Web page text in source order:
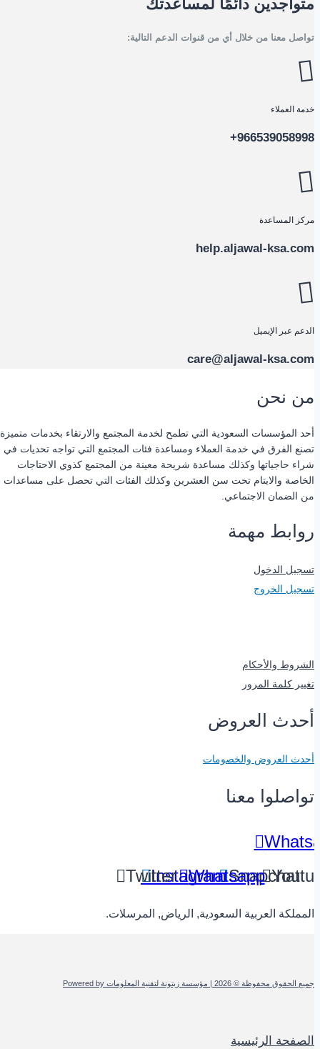
متواجدين دائمًا لمساعدتك
تواصل معنا من خلال أي من قنوات الدعم التالية:
خدمة العملاء
966539058998+
مركز المساعدة
help.aljawal-ksa.com
الدعم عبر الإيميل
care@aljawal-ksa.com
من نحن
أحد المؤسسات السعودية التي تطمح لخدمة المجتمع والارتقاء بخدمات متميزة
تصنع الفرق في خدمة العملاء ومساعدة فئات المجتمع التي تواجه تحديات في
شراء حاجياتها وكذلك مساعدة شريحة معينة من المجتمع كذوي الاحتاجات
الخاصة والايتام تحت سن العشرين وكذلك الفئات التي تحصل على مساعدات
من الضمان الاجتماعي.
روابط مهمة
تسجيل الدخول
تسجيل الخروج
الشروط والأحكام
تغيير كلمة المرور
أحدث العروض
أحدث العروض والخصومات
تواصلوا معنا
Snapchat
Whatsapp
Instagram
Twitter
المملكة العربية السعودية, الرياض, المرسلات.
جميع الحقوق محفوظة © 2026 | مؤسسة زيتونة لتقنية المعلومات Powered by
الصفحة الرئيسية